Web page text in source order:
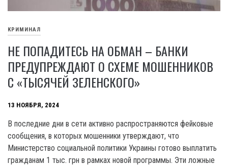
КРИМИНАЛ
НЕ ПОПАДИТЕСЬ НА ОБМАН – БАНКИ
ПРЕДУПРЕЖДАЮТ О СХЕМЕ МОШЕННИКОВ
С «ТЫСЯЧЕЙ ЗЕЛЕНСКОГО»
13 НОЯБРЯ, 2024
В последние дни в сети активно распространяются фейковые
сообщения, в которых мошенники утверждают, что
Министерство социальной политики Украины готово выплатить
гражданам 1 тыс. грн в рамках новой программы. Эти ложные